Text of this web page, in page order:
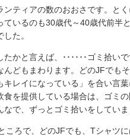
ティアの数のおおさです。と
ているのも30歳代～40歳代前半
た。
かと言えば、･･････ゴミ拾い
んどもまわります。どのJFでも
キレイになっている」を合い言
食を提供している場合は、ゴミ
なで、ずっとゴミ拾いをしてい
ころで、どのJFでも、Tシャツ